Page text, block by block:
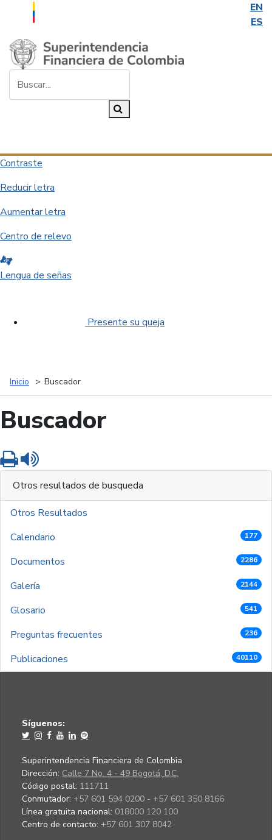
EN
ES
Saltar al contenido principal
Contraste
Reducir letra
Aumentar letra
Centro de relevo
Lengua de señas
Presente su queja
Inicio Buscador
Buscador
Imprimir
Otros resultados de busqueda
Otros Resultados
Calendario
177
Documentos 2286
Galería 2144
Glosario 541
Preguntas frecuentes 236
Publicaciones 40110
Síguenos:
Superintendencia Financiera de Colombia
Dirección: Calle 7 No. 4 - 49 Bogotá, D.C.
Código postal: 111711
Conmutador: +57 601 594 0200 - +57 601 350 8166
Línea gratuita nacional: 018000 120 100
Centro de contacto: +57 601 307 8042